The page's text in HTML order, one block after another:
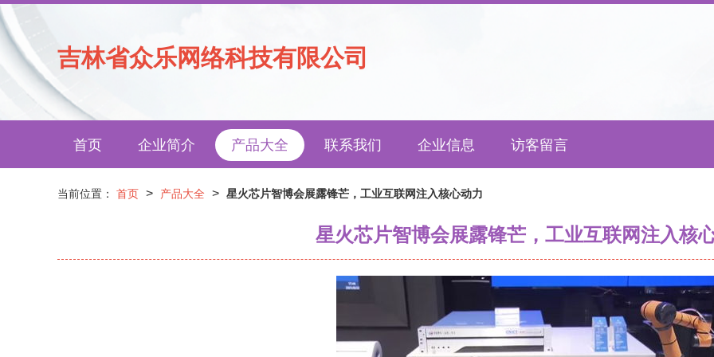
吉林省众乐网络科技有限公司
首页 企业简介 产品大全 联系我们 企业信息 访客留言
当前位置： 首页 > 产品大全 > 星火芯片智博会展露锋芒，工业互联网注入核心动力
星火芯片智博会展露锋芒，工业互联网注入核